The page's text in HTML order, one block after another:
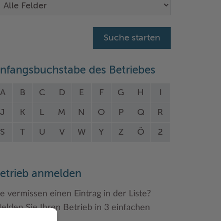
des Betriebes
A B C D E F G H
J K L M N O P Q R
S T U V W Y Z Ö 2
anmelden
vermissen einen Eintrag in der Liste?
Sie Ihren Betrieb in 3 einfachen